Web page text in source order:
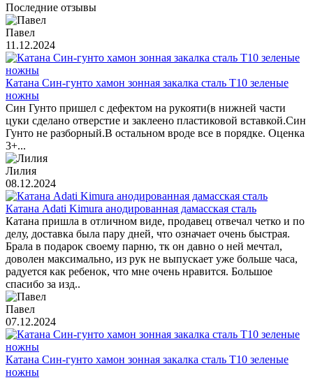
Последние отзывы
Павел
11.12.2024
Катана Син-гунто хамон зонная закалка сталь T10 зеленые
ножны
Син Гунто пришел с дефектом на рукояти(в нижней части
цуки сделано отверстие и заклеено пластиковой вставкой.Син
Гунто не разборный.В остальном вроде все в порядке. Оценка
3+...
Лилия
08.12.2024
Катана Adati Kimura анодированная дамасская сталь
Катана пришла в отличном виде, продавец отвечал четко и по
делу, доставка была пару дней, что означает очень быстрая.
Брала в подарок своему парню, тк он давно о ней мечтал,
доволен максимально, из рук не выпускает уже больше часа,
радуется как ребенок, что мне очень нравится. Большое
спасибо за изд..
Павел
07.12.2024
Катана Син-гунто хамон зонная закалка сталь T10 зеленые
ножны